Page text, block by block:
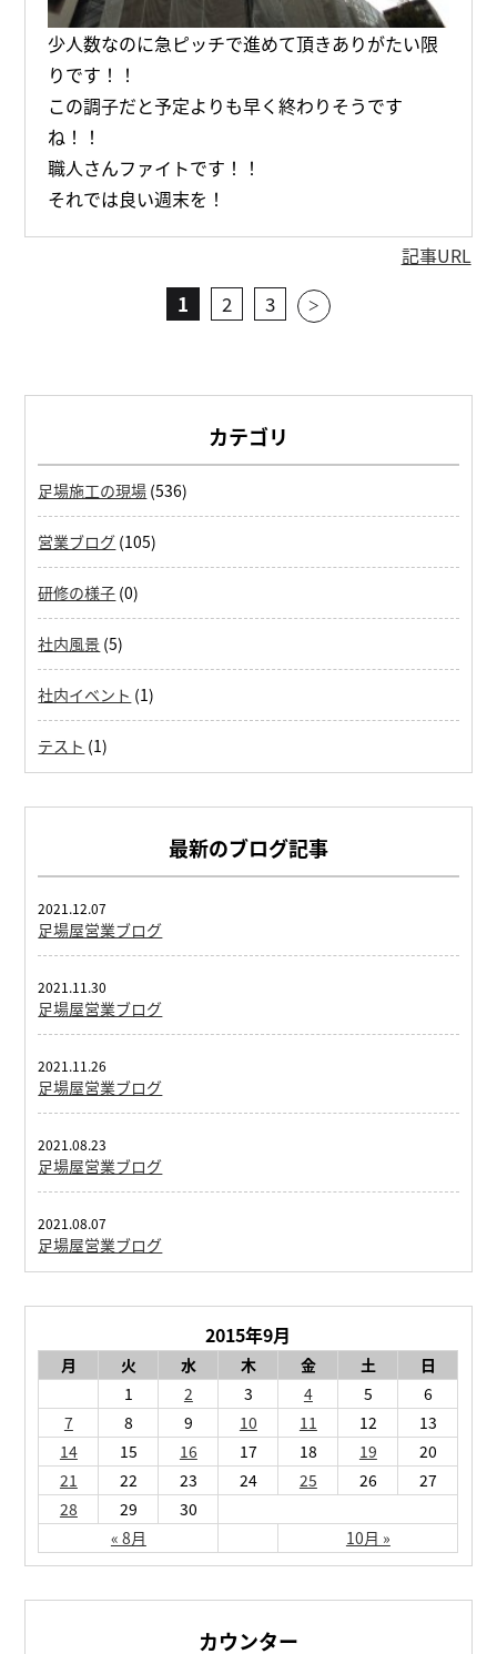
少人数なのに急ピッチで進めて頂きありがたい限
りです！！
この調子だと予定よりも早く終わりそうです
ね！！
職人さんファイトです！！
それでは良い週末を！
記事URL
1 2 3 >
カテゴリ
足場施工の現場 (536)
営業ブログ (105)
研修の様子 (0)
社内風景 (5)
社内イベント (1)
テスト (1)
最新のブログ記事
足場屋営業ブログ
2021.12.07
足場屋営業ブログ
2021.11.30
足場屋営業ブログ
2021.11.26
足場屋営業ブログ
2021.08.23
足場屋営業ブログ
2021.08.07
2015年9月
月 火 水 木 金 土 日
« 8月 10月 »
1 2 3 4 5
6
7
8 9 10 11 12
13
14
15 16 17 18 19
20
21
22 23 24 25 26
27
28
29 30